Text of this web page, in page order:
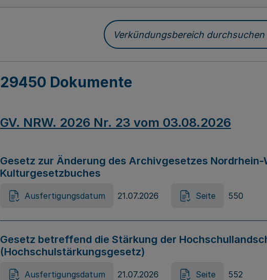
Verkündungsbereich durchsuchen
29450 Dokumente
GV. NRW. 2026 Nr. 23 vom 03.08.2026
Gesetz zur Änderung des Archivgesetzes Nordrhein-
Kulturgesetzbuches
Ausfertigungsdatum 21.07.2026 Seite 550
Gesetz betreffend die Stärkung der
(Hochschulstärkungsgesetz)
Ausfertigungsdatum 21.07.2026 Seite 552